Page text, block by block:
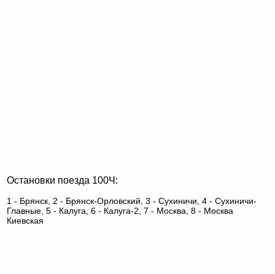
Остановки поезда 100Ч:
1 - Брянск, 2 - Брянск-Орловский, 3 - Сухиничи, 4 - Сухиничи-
Главные, 5 - Калуга, 6 - Калуга-2, 7 - Москва, 8 - Москва
Киевская